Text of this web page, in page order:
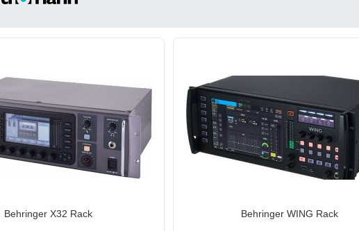
Behringer X32 Rack Behringer WING Rack